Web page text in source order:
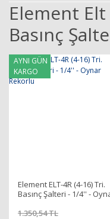
Element
Basınç
AYNI GÜN
KARGO
Element ELT-4R (4-16) Tri.
Basınç Şalteri - 1/4'' -
1.350,54 TL